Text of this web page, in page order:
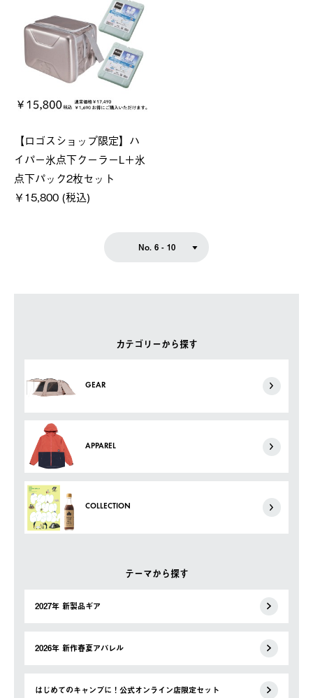
カテゴリーから探す
GEAR
APPAREL
COLLECTION
テーマから探す
2027年 新製品ギア
2026年 新作春夏アパレル
はじめてのキャンプに！公式オンライン店限定セット
【ロゴスショップ限定】ハ
イパー氷点下クーラーL＋氷
点下パック2枚セット
￥15,800 (税込)
No. 6 - 10